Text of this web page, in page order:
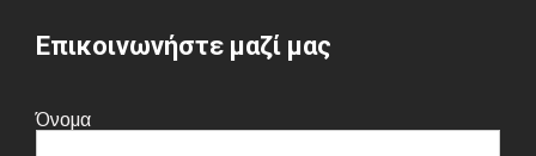
Επικοινωνήστε μαζί μας
Όνομα